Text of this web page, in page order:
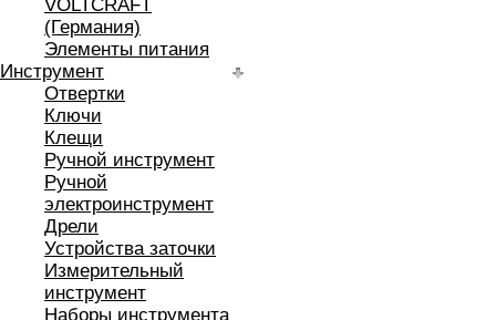
VOLTCRAFT
(Германия)
Элементы питания
Инструмент
Отвертки
Ключи
Клещи
Ручной инструмент
Ручной
электроинструмент
Дрели
Устройства заточки
Измерительный
инструмент
Наборы инструмента